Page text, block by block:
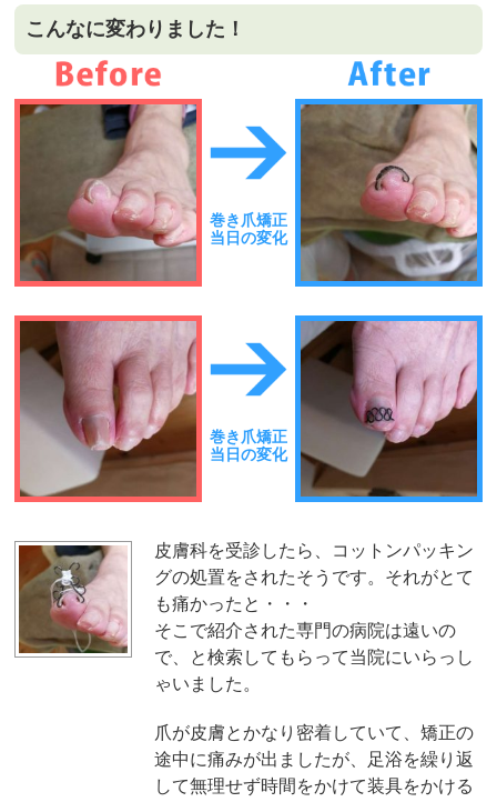
こんなに変わりました！
巻き爪矯正
当日の変化
巻き爪矯正
当日の変化
皮膚科を受診したら、コットンパッキン
グの処置をされたそうです。それがとて
も痛かったと・・・
そこで紹介された専門の病院は遠いの
で、と検索してもらって当院にいらっし
ゃいました。
爪が皮膚とかなり密着していて、矯正の
途中に痛みが出ましたが、足浴を繰り返
して無理せず時間をかけて装具をかける